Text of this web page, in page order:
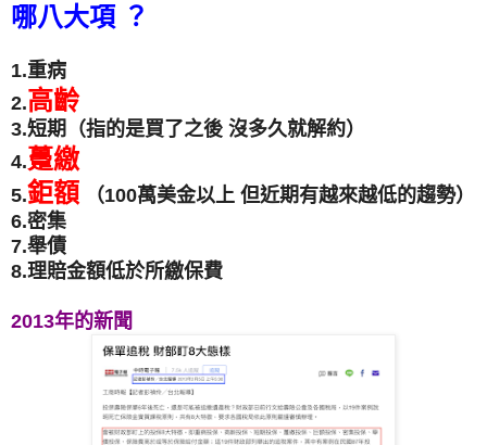
哪八大項 ？
1.重病
2.高齡
3.短期（指的是買了之後 沒多久就解約）
4.躉繳
5.鉅額 （100萬美金以上 但近期有越來越低的趨勢）
6.密集
7.舉債
8.理賠金額低於所繳保費
2013年的新聞